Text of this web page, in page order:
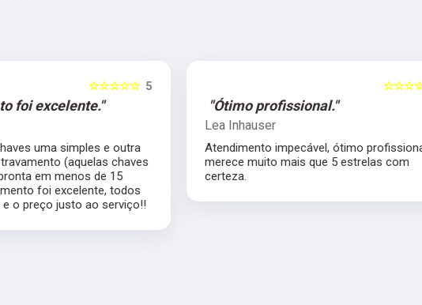
5
☆☆☆☆☆
foi excelente."
uma simples e outra
(aquelas chaves
em menos de 15
foi excelente, todos
preço justo ao serviço!!
☆☆☆☆☆
"Ótimo profissional."
Lea Inhauser
Atendimento impecável, ótimo profissional
merece muito mais que 5 estrelas com
certeza.